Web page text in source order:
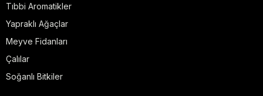
Tıbbi Aromatikler
Yapraklı Ağaçlar
Meyve Fidanları
Çalılar
Soğanlı Bitkiler